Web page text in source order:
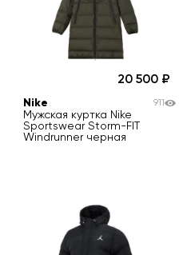
20 500
Nike
Мужская куртка Nike
Sportswear Storm-FIT
Windrunner черная
911